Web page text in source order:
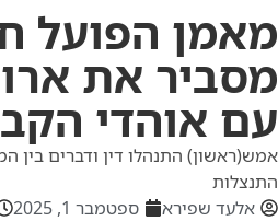
מאמן הפועל
מסביר את
עם אוהדי
אמש(ראשון) התנהלו דין ודברים בין
התנצלות
אלעד שפירא
ספטמבר 1, 2025